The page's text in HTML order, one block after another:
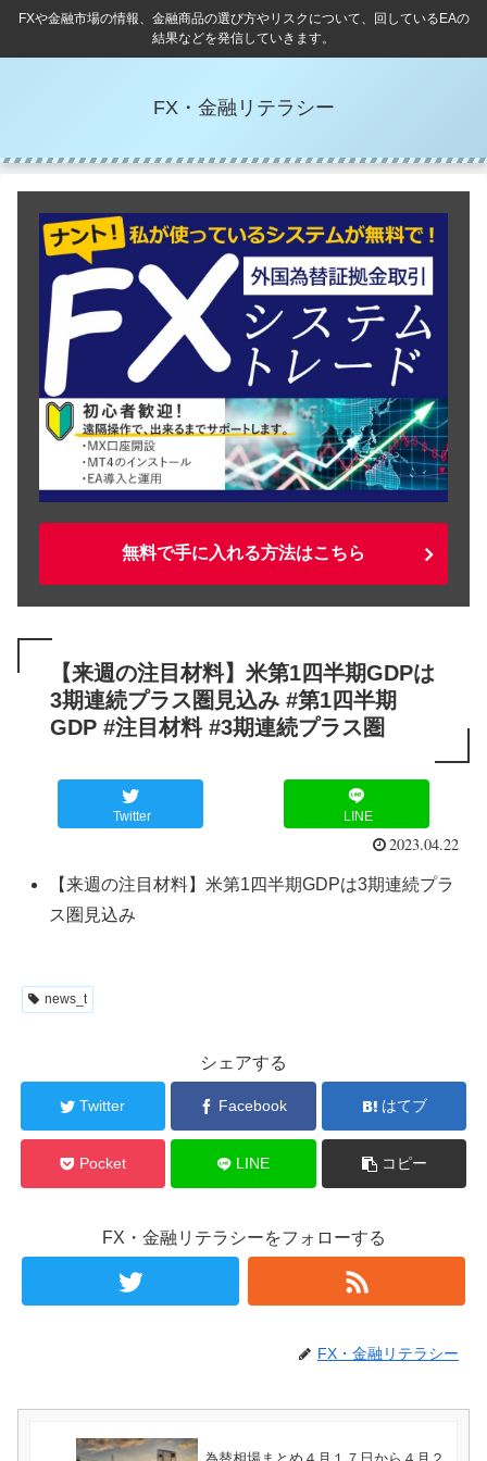
FXや金融市場の情報、金融商品の選び方やリスクについて、回しているEAの
結果などを発信していきます。
FX・金融リテラシー
無料で手に入れる方法はこちら
【来週の注目材料】米第1四半期GDPは
3期連続プラス圏見込み #第1四半期
GDP #注目材料 #3期連続プラス圏
Twitter LINE
2023.04.22
【来週の注目材料】米第1四半期GDPは3期連続プラ
ス圏見込み
news_t
シェアする
Twitter Facebook はてブ
Pocket LINE コピー
FX・金融リテラシーをフォローする
FX・金融リテラシー